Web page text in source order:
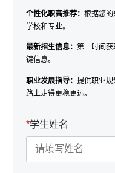
个性化职高推荐： 根据您的
学校和专业。
最新招生信息： 第一时间
键信息。
职业发展指导： 提供职业
路上走得更稳更远。
*学生姓名